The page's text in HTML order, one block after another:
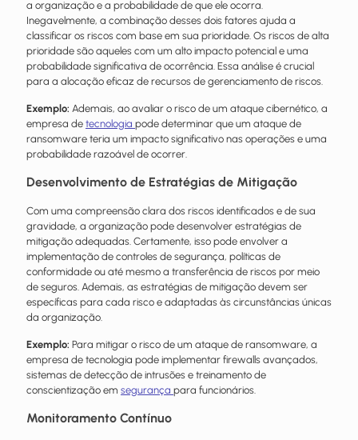
a organização e a probabilidade de que ele ocorra.
Inegavelmente, a combinação desses dois fatores ajuda a
classificar os riscos com base em sua prioridade. Os riscos de alta
prioridade são aqueles com um alto impacto potencial e uma
probabilidade significativa de ocorrência. Essa análise é crucial
para a alocação eficaz de recursos de gerenciamento de riscos.
Exemplo: Ademais, ao avaliar o risco de um ataque cibernético, a
empresa de tecnologia pode determinar que um ataque de
ransomware teria um impacto significativo nas operações e uma
probabilidade razoável de ocorrer.
Desenvolvimento de Estratégias de Mitigação
Com uma compreensão clara dos riscos identificados e de sua
gravidade, a organização pode desenvolver estratégias de
mitigação adequadas. Certamente, isso pode envolver a
implementação de controles de segurança, políticas de
conformidade ou até mesmo a transferência de riscos por meio
de seguros. Ademais, as estratégias de mitigação devem ser
específicas para cada risco e adaptadas às circunstâncias únicas
da organização.
Exemplo: Para mitigar o risco de um ataque de ransomware, a
empresa de tecnologia pode implementar firewalls avançados,
sistemas de detecção de intrusões e treinamento de
conscientização em segurança para funcionários.
Monitoramento Contínuo